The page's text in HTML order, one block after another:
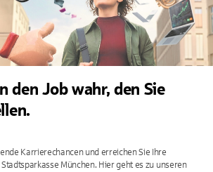
den Job wahr, den Sie
Karrierechancen und erreichen Sie Ihre
München. Hier geht es zu unseren